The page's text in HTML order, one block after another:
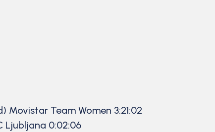
Movistar Team Women 3:21:02
Ljubljana 0:02:06